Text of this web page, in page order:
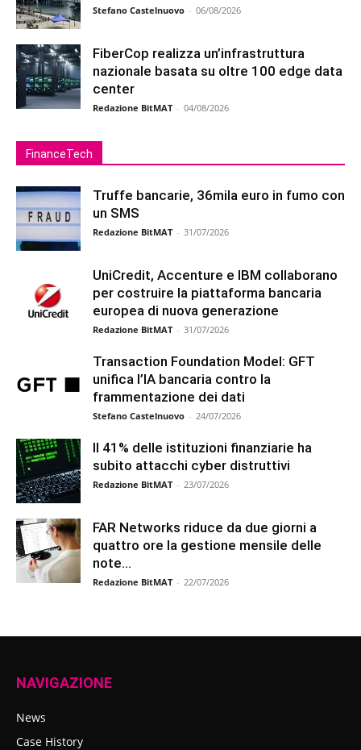
Stefano Castelnuovo - 06/08/2026
FiberCop realizza un’infrastruttura
nazionale basata su oltre 100 edge data
center
Redazione BitMAT - 04/08/2026
FinanceTech
Truffe bancarie, 36mila euro in fumo con
un SMS
Redazione BitMAT - 31/07/2026
UniCredit, Accenture e IBM collaborano
per costruire la piattaforma bancaria
europea di nuova generazione
Redazione BitMAT - 31/07/2026
Transaction Foundation Model: GFT
unifica l’IA bancaria contro la
frammentazione dei dati
Stefano Castelnuovo - 24/07/2026
Il 41% delle istituzioni finanziarie ha
subito attacchi cyber distruttivi
Redazione BitMAT - 23/07/2026
FAR Networks riduce da due giorni a
quattro ore la gestione mensile delle
note...
Redazione BitMAT - 22/07/2026
NAVIGAZIONE
News
Case History